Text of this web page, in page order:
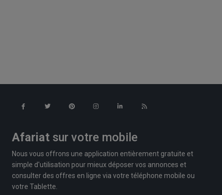
Afariat sur votre mobile
Nous vous offrons une application entièrement gratuite et
simple d'utilisation pour mieux déposer vos annonces et
consulter des offres en ligne via votre téléphone mobile ou
votre Tablette.